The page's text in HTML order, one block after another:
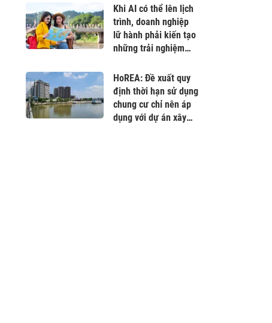
Khi AI có thể lên lịch
trình, doanh nghiệp
lữ hành phải kiến tạo
những trải nghiệm
HoREA: Đề xuất quy
định thời hạn sử dụng
chung cư chỉ nên áp
dụng với dự án xây